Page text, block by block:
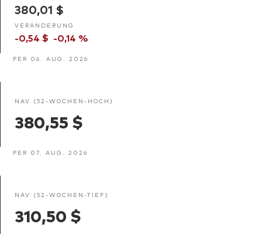
380,01 $
VERÄNDERUNG
-0,54 $ -0,14 %
PER 06. AUG. 2026
NAV (52-WOCHEN-HOCH)
380,55 $
PER 07. AUG. 2026
NAV (52-WOCHEN-TIEF)
310,50 $